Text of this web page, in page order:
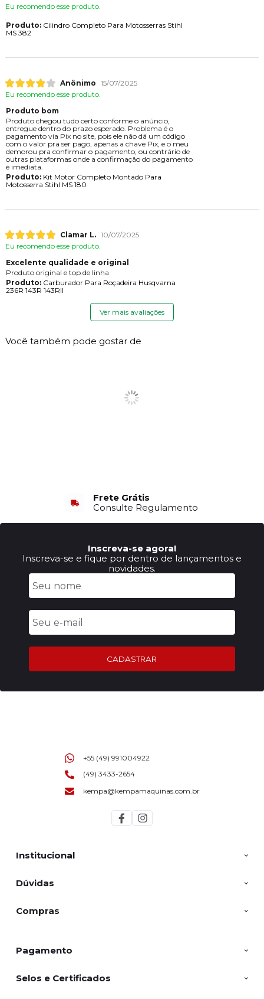
Eu recomendo esse produto.
Produto:Cilindro Completo Para Motosserras Stihl
MS 382
Anônimo 15/07/2025
Eu recomendo esse produto.
Produto bom
Produto chegou tudo certo conforme o anúncio,
entregue dentro do prazo esperado. Problema é o
pagamento via Pix no site, pois ele não dá um código
com o valor pra ser pago, apenas a chave Pix, e o meu
demorou pra confirmar o pagamento, ou contrário de
outras plataformas onde a confirmação do pagamento
é imediata.
Produto:Kit Motor Completo Montado Para
Motosserra Stihl MS 180
Clamar L. 10/07/2025
Eu recomendo esse produto.
Excelente qualidade e original
Produto original e top de linha
Produto:Carburador Para Roçadeira Husqvarna
236R 143R 143RII
Ver mais avaliações
Você também pode gostar de
Frete Grátis
Consulte Regulamento
Inscreva-se agora!
Inscreva-se e fique por dentro de lançamentos e
novidades.
CADASTRAR
Institucional
Dúvidas
Compras
+55 (49) 991004922
(49) 3433-2654
kempa@kempamaquinas.com.br
Pagamento
Selos e Certificados